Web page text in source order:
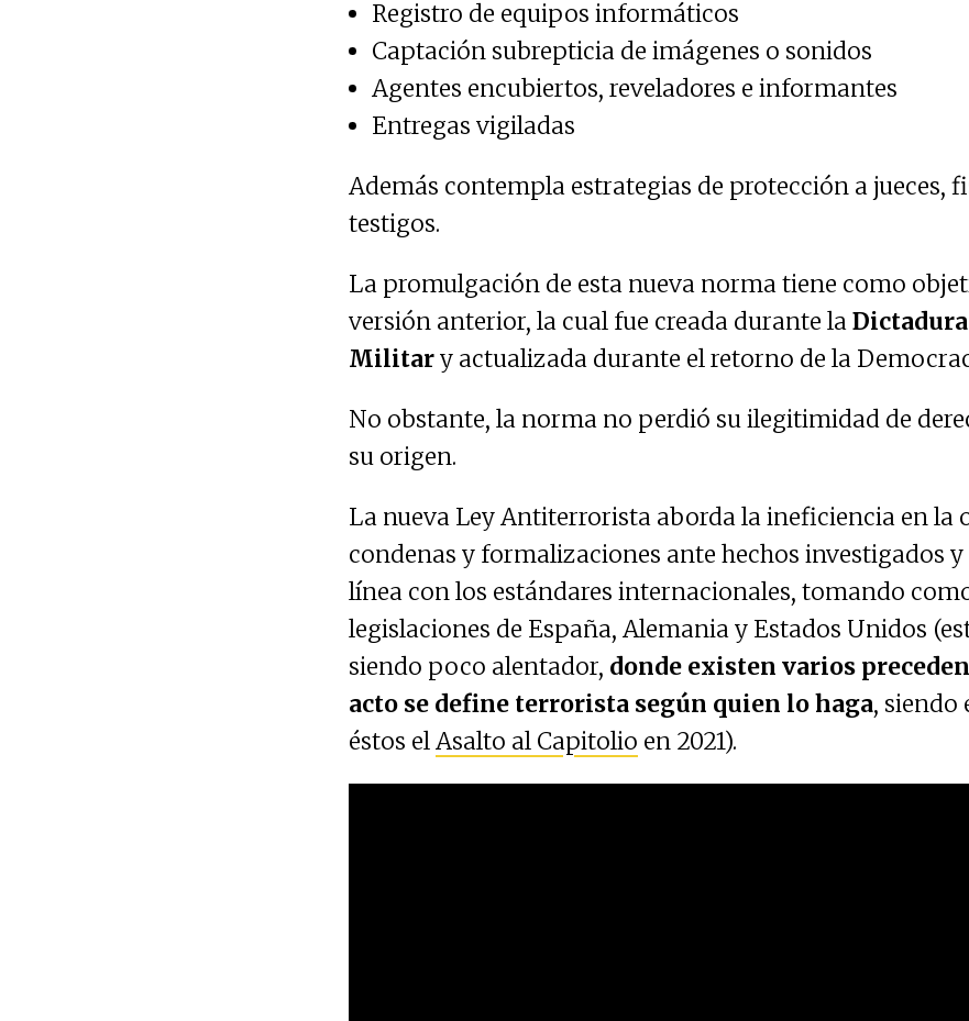
Registro de equipos informáticos
Captación subrepticia de imágenes o sonidos
Agentes encubiertos, reveladores e informantes
Entregas vigiladas
Además contempla estrategias de protección a jueces,
testigos.
La promulgación de esta nueva norma tiene como
versión anterior, la cual fue creada durante la
Military actualizada durante el retorno de la
No obstante, la norma no perdió su ilegitimidad de
su origen.
La nueva Ley Antiterrorista aborda la ineficiencia en la
condenas y formalizaciones ante hechos investigados y
línea con los estándares internacionales, tomando
legislaciones de España, Alemania y Estados Unidos
siendo poco alentador, donde existen varios
acto se define terrorista según quien lo haga, siendo
éstos elAsalto al Capitolio en 2021).